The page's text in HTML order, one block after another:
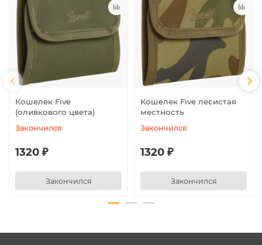
Кошелек Five
(оливкового цвета)
Закончился
1320 ₽
Закончился
Кошелек Five лесистая
местность
Закончился
1320 ₽
Закончился